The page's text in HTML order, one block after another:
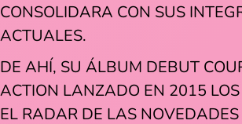
CONSOLIDARA CON SUS
ACTUALES.
DE AHÍ, SU ÁLBUM DEBUT
ACTION LANZADO EN 2015 LOS
EL RADAR DE LAS